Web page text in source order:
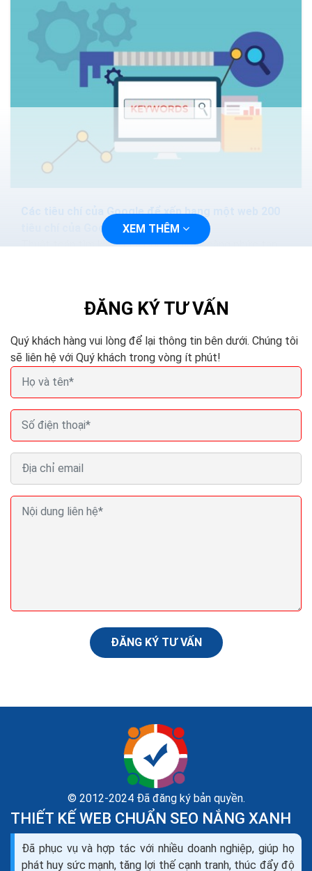
Các tiêu chí của Google để xếp hạng một web 200
tiêu chí của Google
Thuật toán tìm kiếm của Google ngày càng phức tạp
các công ty seo
XEM THÊM
ĐĂNG KÝ TƯ VẤN
Quý khách hàng vui lòng để lại thông tin bên dưới. Chúng tôi
sẽ liên hệ với Quý khách trong vòng ít phút!
ĐĂNG KÝ TƯ VẤN
© 2012-2024 Đã đăng ký bản quyền.
THIẾT KẾ WEB CHUẨN SEO NẮNG XANH
Đã phục vụ và hợp tác với nhiều doanh nghiệp, giúp họ
phát huy sức mạnh, tăng lợi thế cạnh tranh, thúc đẩy độ